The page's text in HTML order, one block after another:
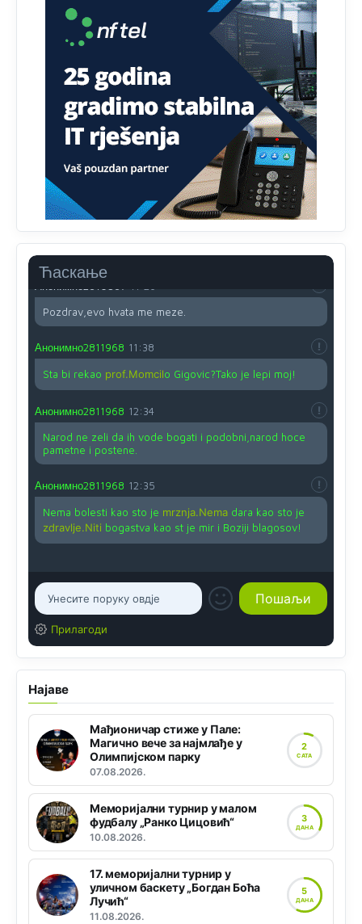
Ћаскање
Radovana i Ratka kaki su oni srbi...i poce dalje da
besjedi znam ja dobro sta je bilo u Ag-ci...
11:13
Proguglajte
Анонимно2810587 11:21
O kako su cudni lvi ljudi,uzeli bi sve da mogu...a ja srce
svima fajem,radujem se tudjoj sreci.I ko ima i ko nema
na iso ce mjesto leci!
Анонимно2810587
11:24
Анонимно2810587
11:26
Pozdrav,evo hvata me meze.
Анонимно2811968 11:38
Sta bi rekao prof.Momcilo Gigovic?Tako je lepi moj!
Анонимно2811968 12:34
Narod ne zeli da ih vode bogati i podobni,narod hoce
pametne i postene.
Анонимно2811968 12:35
Nema bolesti kao sto je mrznja.Nemadara kao sto je
zdravlje.Niti bogastva kao st je mir i Boziji blagosov!
Прилагоди
Најаве
Мађионичар стиже у Пале:
Магично вече за најмлађе у
Олимпијском парку
07.08.2026.
2
САТА
Меморијални турнир у малом
фудбалу „Ранко Цицовић“
10.08.2026.
3
ДАНА
17. меморијални турнир у
уличном баскету „Богдан Боћа
Лучић“
11.08.2026.
5
ДАНА